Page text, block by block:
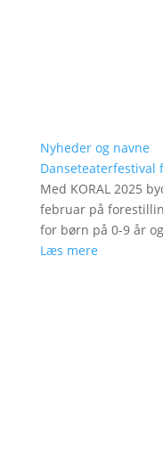
Nyheder og navne
Danseteaterfestival
Med KORAL 2025
februar på
for børn på 0-9 år
Læs mere